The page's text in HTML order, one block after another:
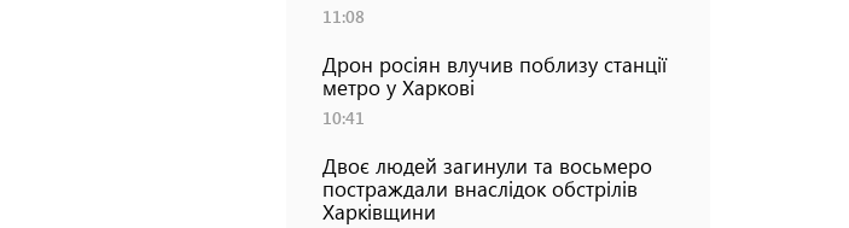
11:08
Дрон росіян влучив поблизу станції
метро у Харкові
10:41
Двоє людей загинули та восьмеро
постраждали внаслідок обстрілів
Харківщини